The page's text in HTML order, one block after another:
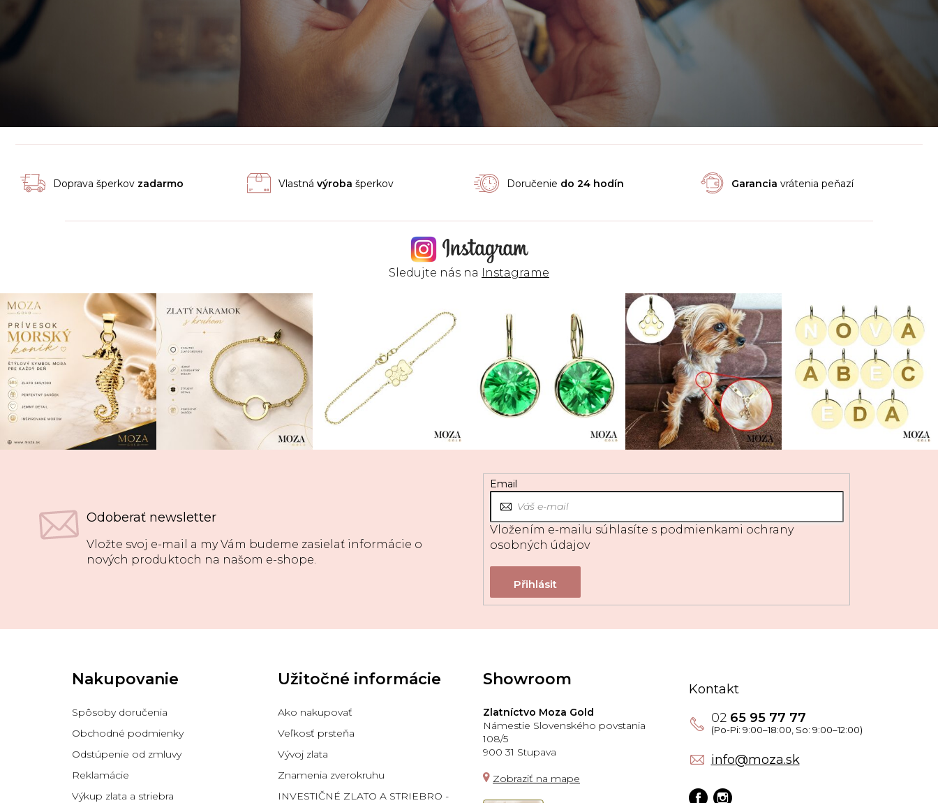
Doprava šperkov zadarmo Vlastná výroba šperkov Doručenie do 24 hodín Garancia vrátenia peňazí
Sledujte nás na Instagrame
Odoberať newsletter
Vložte svoj e-mail a my Vám budeme zasielať informácie o
nových produktoch na našom e-shope.
Email
Vložením e-mailu súhlasíte s podmienkami ochrany
osobných údajov
Nakupovanie
Spôsoby doručenia
Obchodné podmienky
Odstúpenie od zmluvy
Reklamácie
Výkup zlata a striebra
Užitočné informácie
Ako nakupovať
Veľkosť prsteňa
Vývoj zlata
Znamenia zverokruhu
INVESTIČNÉ ZLATO A STRIEBRO -
Showroom
Zlatníctvo Moza Gold
Námestie Slovenského povstania
108/5
900 31 Stupava
Zobraziť na mape
Kontakt
info@moza.sk
0265 95 77 77